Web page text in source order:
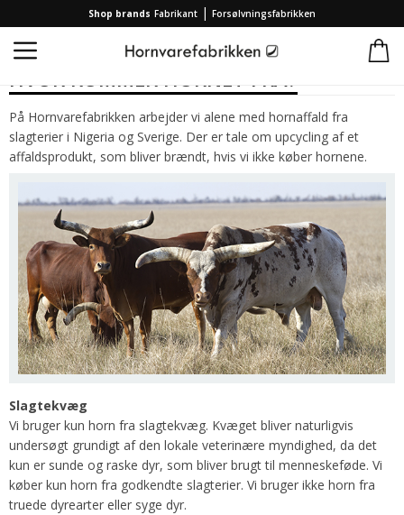
Shop brands Fabrikant | Forsølvningsfabrikken
På Hornvarefabrikken arbejder vi alene med hornaffald fra
slagterier i Nigeria og Sverige. Der er tale om upcycling af et
affaldsprodukt, som bliver brændt, hvis vi ikke køber hornene.
Slagtekvæg
Vi bruger kun horn fra slagtekvæg. Kvæget bliver naturligvis
undersøgt grundigt af den lokale veterinære myndighed, da det
kun er sunde og raske dyr, som bliver brugt til menneskeføde. Vi
køber kun horn fra godkendte slagterier. Vi bruger ikke horn fra
truede dyrearter eller syge dyr.